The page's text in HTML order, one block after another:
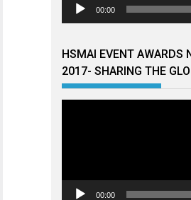
00:00
HSMAI EVENT AWARDS
2017- SHARING THE
00:00